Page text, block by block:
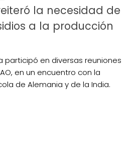
la necesidad de
a la producción
participó en diversas reuniones
en un encuentro con la
de Alemania y de la India.